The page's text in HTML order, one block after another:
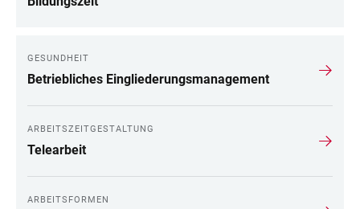
GESUNDHEIT
Betriebliches Eingliederungsmanagement
ARBEITSZEITGESTALTUNG
Telearbeit
ARBEITSFORMEN